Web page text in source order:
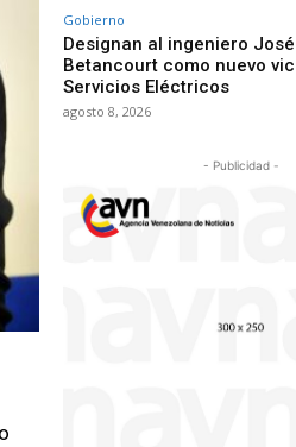
Gobierno
Designan al ingeniero
Betancourt como nuevo
Servicios Eléctricos
agosto 8, 2026
- Publicidad -